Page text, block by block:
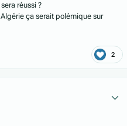
réussi ?
ça serait polémique sur
2